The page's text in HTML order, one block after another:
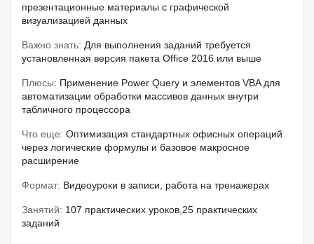
презентационные материалы с графической
визуализацией данных
Важно знать: Для выполнения заданий требуется
установленная версия пакета Office 2016 или выше
Плюсы: Применение Power Query и элементов VBA для
автоматизации обработки массивов данных внутри
табличного процессора
Что еще: Оптимизация стандартных офисных операций
через логические формулы и базовое макросное
расширение
Формат: Видеоуроки в записи, работа на тренажерах
Занятий: 107 практических уроков,25 практических
заданий